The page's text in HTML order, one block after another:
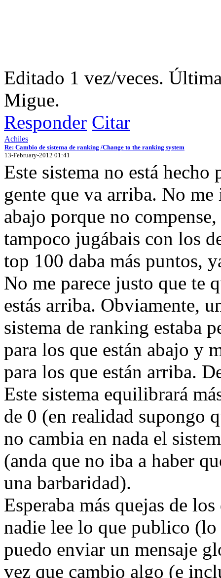
Editado 1 vez/veces.
Migue.
Responder Citar
Achiles
Re: Cambio de sistema de ranking /Change to the ranking system
13-February-2012 01:41
Este sistema no está hecho
gente que va arriba. No
abajo porque no
tampoco jugábais con los
top 100 daba más puntos,
No me parece justo que te
estás arriba. Obviamente,
sistema de ranking estaba
para los que están abajo y
para los que están arriba.
Este sistema equilibrará
de 0 (en realidad supongo
no cambia en nada el
(anda que no iba a haber
una barbaridad).
Esperaba más quejas de
nadie lee lo que publico
puedo enviar un mensaje
vez que cambio algo (e